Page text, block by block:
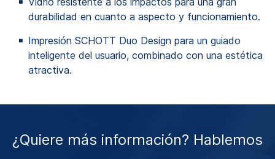
durabilidad en cuanto a aspecto y funcionamiento.
Impresión SCHOTT Duo Design para un guiado
inteligente del usuario, combinado con una estética
atractiva.
¿Quiere más información? Hablemos